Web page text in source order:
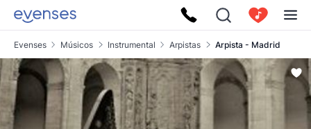
Evenses Músicos Instrumental Arpistas Arpista - Madrid